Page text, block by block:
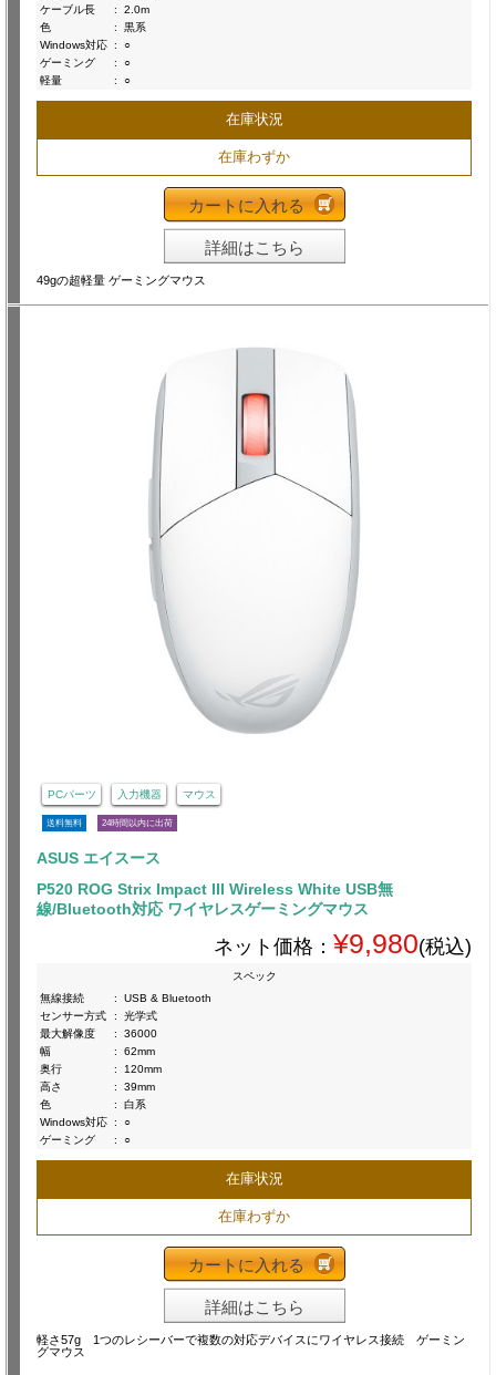
ケーブル長
:
2.0m
色
:
黒系
Windows対応 :
○
ゲーミング
:
○
軽量
: ○
在庫状況
在庫わずか
カートに入れる
詳細はこちら
49gの超軽量 ゲーミングマウス
PCパーツ 入力機器 マウス
送料無料 24時間以内に出荷
ASUS エイスース
P520 ROG Strix Impact III Wireless White USB無
線/Bluetooth対応 ワイヤレスゲーミングマウス
ネット価格： ¥9,980(税込)
スペック
無線接続
:
USB & Bluetooth
センサー方式
:
光学式
最大解像度
:
36000
幅
:
62mm
奥行
:
120mm
高さ
:
39mm
色
:
白系
Windows対応 :
○
ゲーミング
: ○
在庫状況
在庫わずか
カートに入れる
詳細はこちら
軽さ57g 1つのレシーバーで複数の対応デバイスにワイヤレス接続 ゲーミン
グマウス